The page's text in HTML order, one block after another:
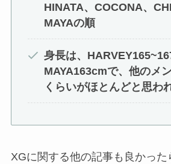
HINATA、COCONA、
MAYAの順
身長は、
MAYA163cmで、他のメ
くらいがほとんどと思わ
XGに関する他の記事も良かった